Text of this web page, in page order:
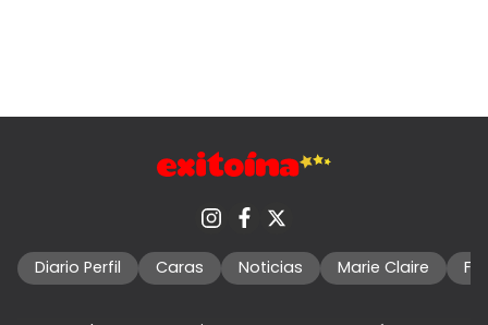
Diario Perfil Caras Noticias Marie Claire